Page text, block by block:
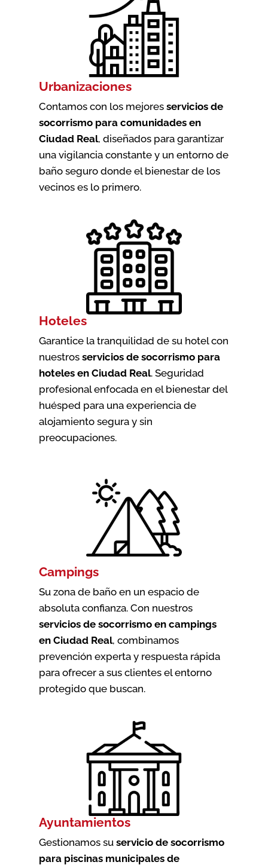
Urbanizaciones
Contamos con los mejores servicios de
socorrismo para comunidades en
Ciudad Real, diseñados para garantizar
una vigilancia constante y un entorno de
baño seguro donde el bienestar de los
vecinos es lo primero.
Hoteles
Garantice la tranquilidad de su hotel con
nuestros servicios de socorrismo para
hoteles en Ciudad Real. Seguridad
profesional enfocada en el bienestar del
huésped para una experiencia de
alojamiento segura y sin
preocupaciones.
Campings
Su zona de baño en un espacio de
absoluta confianza. Con nuestros
servicios de socorrismo en campings
en Ciudad Real, combinamos
prevención experta y respuesta rápida
para ofrecer a sus clientes el entorno
protegido que buscan.
Ayuntamientos
Gestionamos su servicio de socorrismo
para piscinas municipales de